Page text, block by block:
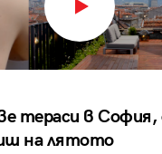
тераси в
на лятото